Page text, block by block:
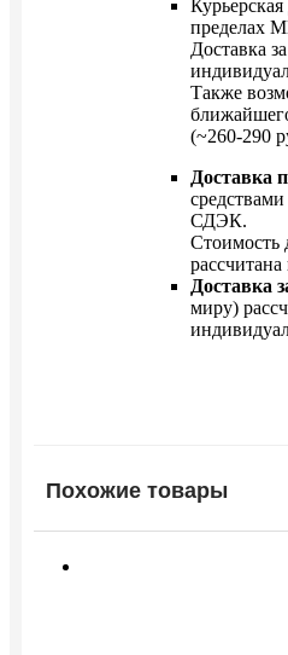
Курьерская
пределах
Доставка
Также
(~260-290
Доставка
СДЭК.
Стоимость
Доставка
миру)
Похожие товары